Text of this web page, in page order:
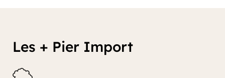
Les + Pier Import